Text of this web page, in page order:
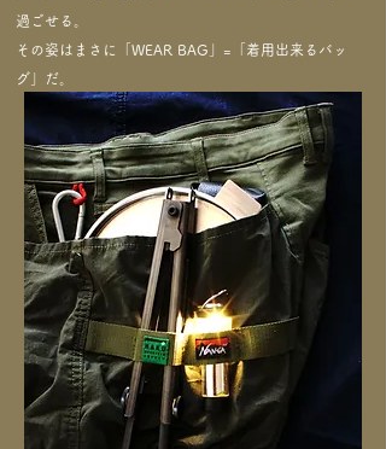
過ごせる。
その姿はまさに「WEAR BAG」=「着用出来るバッ
グ」だ。